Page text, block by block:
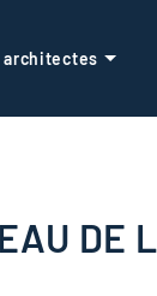
architectes
DE